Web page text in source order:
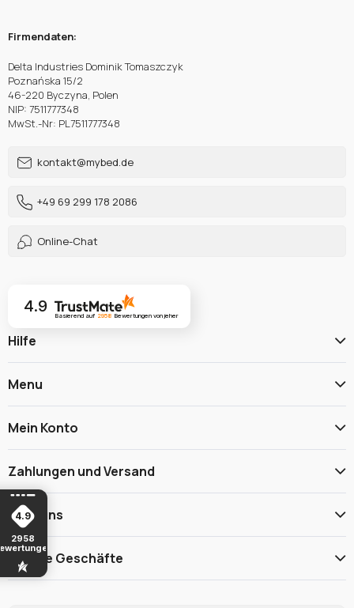
Firmendaten:
Delta Industries Dominik Tomaszczyk
Poznańska 15/2
46-220 Byczyna, Polen
NIP: 7511777348
MwSt.-Nr: PL7511777348
kontakt@mybed.de
+49 69 299 178 2086
Online-Chat
4.9
Basierend auf 2958 Bewertungen von jeher
4.9
2958
Hilfe
Menu
Mein Konto
Zahlungen und Versand
Über uns
Unsere Geschäfte